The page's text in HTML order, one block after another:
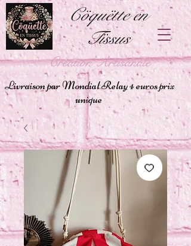
Cöquëtte en
Tïssus
Création Artisanale
Livraison par Mondial Relay 4 euros prix
unique